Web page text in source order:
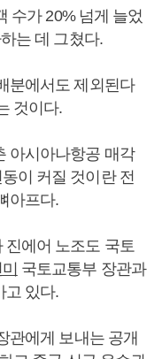
수가 20% 넘게 늘었
는 데 그쳤다.
분에서도 제외된다
것이다.
아시아나항공 매각
이 커질 것이란 전
아프다.
진에어 노조도 국토
국토교통부 장관과
고 있다.
관에게 보내는 공개